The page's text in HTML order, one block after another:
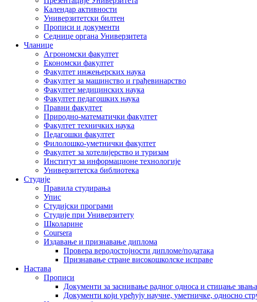
Календар активности
Универзитетски билтен
Прописи и документи
Седнице органа Универзитета
Чланице
Агрономски факултет
Економски факултет
Факултет инжењерских наука
Факултет за машинство и грађевинарство
Факултет медицинских наука
Факултет педагошких наука
Правни факултет
Природно-математички факултет
Факултет техничких наука
Педагошки факултет
Филолошко-уметнички факултет
Факултет за хотелијерство и туризам
Институт за информационе технологије
Универзитетска библиотека
Студије
Правила студирања
Упис
Студијски програми
Студије при Универзитету
Школарине
Coursera
Издавање и признавање диплома
Провера веродостојности дипломе/података
Признавање стране високошколске исправе
Настава
Прописи
Документи за заснивање радног односа и стицање
Документи који уређују научне, уметничке, односно